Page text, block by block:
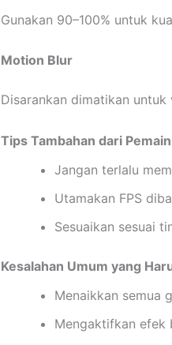
Gunakan 90–100% untuk
Motion Blur
Disarankan dimatikan
Tips Tambahan dari
Jangan terlalu
Utamakan FPS
Sesuaikan sesuai
Kesalahan Umum yang
Menaikkan semua
Mengaktifkan efek